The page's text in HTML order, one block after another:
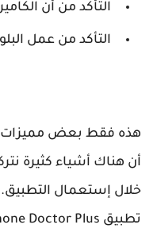
التأكد من أن
التأكد من عمل
أن هناك أشياء كثيرة
خلال إستعمال التطبيق.